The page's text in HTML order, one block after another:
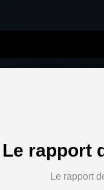
Le rapport
Le rapport